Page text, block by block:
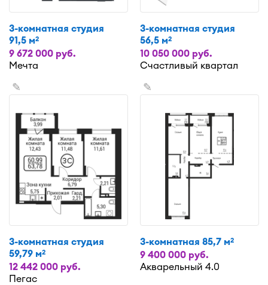
3-комнатная студия
91,5 м2
9 672 000 руб.
Мечта
3-комнатная студия
56,5 м2
10 050 000 руб.
Счастливый квартал
✎
3-комнатная студия
59,79 м2
12 442 000 руб.
Пегас
✎
3-комнатная 85,7 м2
9 400 000 руб.
Акварельный 4.0